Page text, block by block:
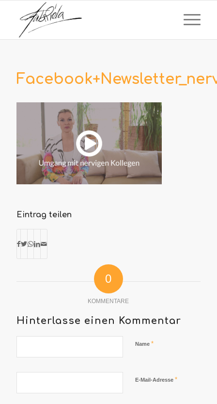
Eintrag teilen
0
KOMMENTARE
Hinterlasse einen Kommentar
Name *
E-Mail-Adresse *